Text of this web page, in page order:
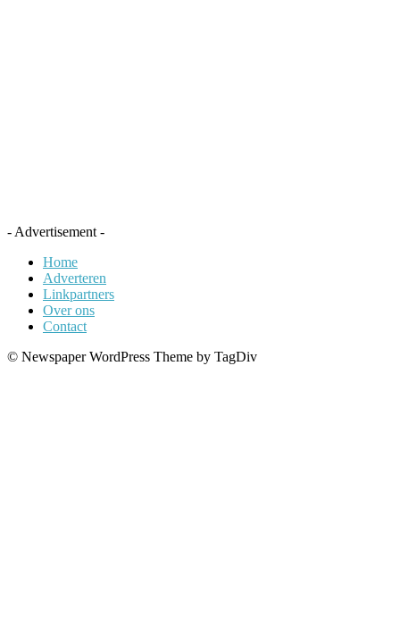
- Advertisement -
Home
Adverteren
Linkpartners
Over ons
Contact
© Newspaper WordPress Theme by TagDiv